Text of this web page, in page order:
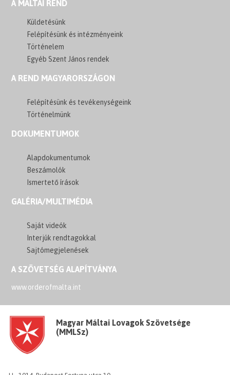
A MÁLTAI REND
Küldetésünk
Felépítésünk és intézményeink
Történelem
Egyéb Szent János rendek
A REND MAGYARORSZÁGON
Felépítésünk és tevékenységeink
Történelmünk
DOKUMENTUMOK
Alapdokumentumok
Beszámolók
Ismertető írások
GALÉRIA/MULTIMÉDIA
Saját videók
Interjúk rendtagokkal
Sajtómegjelenések
A SZÖVETSÉG ALAPÍTVÁNYA
www.orderofmalta.int
Magyar Máltai Lovagok Szövetsége
(MMLSz)